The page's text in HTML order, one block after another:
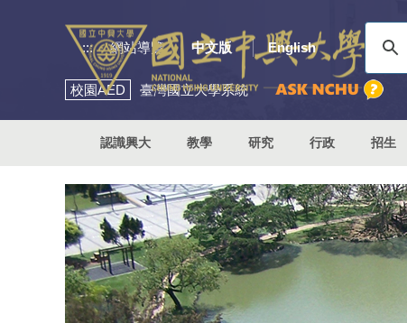
::: 網站導覽 中文版 English
校園AED 臺灣國立大學系統
認識興大 教學 研究 行政 招生